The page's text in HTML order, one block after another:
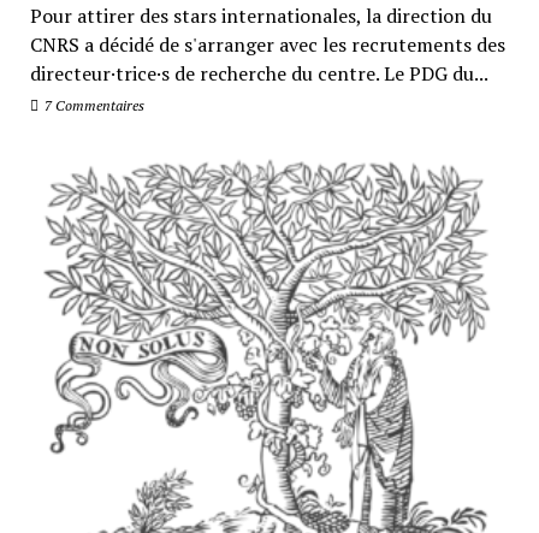
Pour attirer des stars internationales, la direction du
CNRS a décidé de s'arranger avec les recrutements des
directeur·trice·s de recherche du centre. Le PDG du...
7 Commentaires